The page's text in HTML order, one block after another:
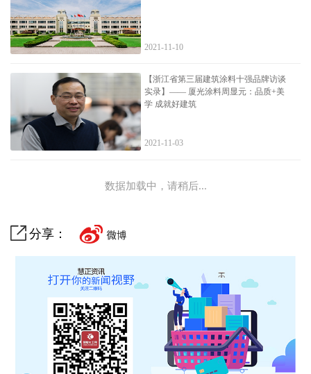
2021-11-10
【浙江省第三届建筑涂料十强品牌访谈
实录】—— 厦光涂料周显元：品质+美
学 成就好建筑
2021-11-03
数据加载中，请稍后...
分享：